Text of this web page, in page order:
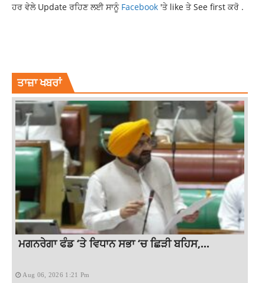
ਹਰ ਵੇਲੇ Update ਰਹਿਣ ਲਈ ਸਾਨੂੰ Facebook 'ਤੇ like ਤੇ See first ਕਰੋ .
ਤਾਜ਼ਾ ਖਬਰਾਂ
ਮਗਨਰੇਗਾ ਫੰਡ ‘ਤੇ ਵਿਧਾਨ ਸਭਾ ‘ਚ ਛਿੜੀ ਬਹਿਸ,...
Aug 06, 2026 1:21 Pm